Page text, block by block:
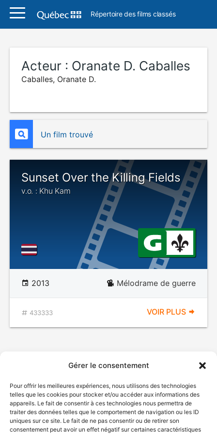
Gérer le consentement
Pour offrir les meilleures expériences, nous utilisons des technologies
telles que les cookies pour stocker et/ou accéder aux informations des
appareils. Le fait de consentir à ces technologies nous permettra de
traiter des données telles que le comportement de navigation ou les ID
uniques sur ce site. Le fait de ne pas consentir ou de retirer son
consentement peut avoir un effet négatif sur certaines caractéristiques
Répertoire des films classés
Acteur : Oranate D. Caballes
Caballes, Oranate D.
Un film trouvé
Sunset Over the Killing Fields
v.o. : Khu Kam
2013 Mélodrame de guerre
433333 VOIR PLUS